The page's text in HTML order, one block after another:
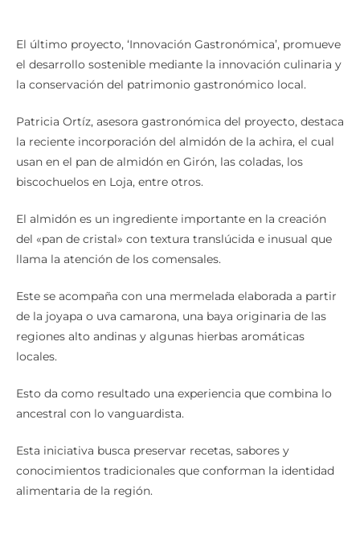
El último proyecto, ‘Innovación Gastronómica’, promueve
el desarrollo sostenible mediante la innovación culinaria y
la conservación del patrimonio gastronómico local.
Patricia Ortíz, asesora gastronómica del proyecto, destaca
la reciente incorporación del almidón de la achira, el cual
usan en el pan de almidón en Girón, las coladas, los
biscochuelos en Loja, entre otros.
El almidón es un ingrediente importante en la creación
del «pan de cristal» con textura translúcida e inusual que
llama la atención de los comensales.
Este se acompaña con una mermelada elaborada a partir
de la joyapa o uva camarona, una baya originaria de las
regiones alto andinas y algunas hierbas aromáticas
locales.
Esto da como resultado una experiencia que combina lo
ancestral con lo vanguardista.
Esta iniciativa busca preservar recetas, sabores y
conocimientos tradicionales que conforman la identidad
alimentaria de la región.